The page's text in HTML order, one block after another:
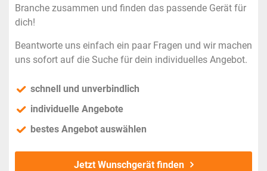
Branche zusammen und finden das passende Gerät für
dich!
Beantworte uns einfach ein paar Fragen und wir machen
uns sofort auf die Suche für dein individuelles Angebot.
schnell und unverbindlich
individuelle Angebote
bestes Angebot auswählen
Jetzt Wunschgerät finden